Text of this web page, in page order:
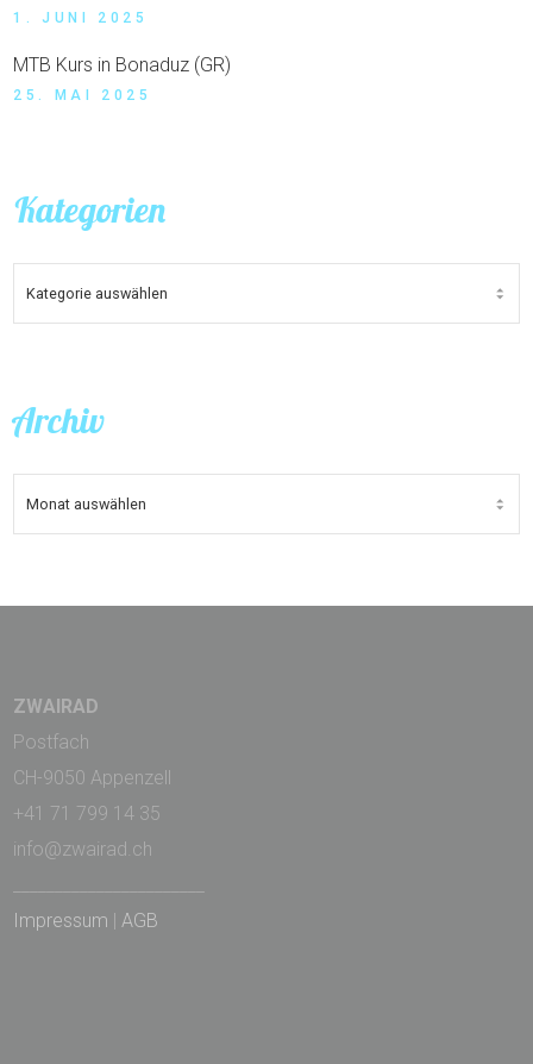
1. JUNI 2025
MTB Kurs in Bonaduz (GR)
25. MAI 2025
Kategorien
KATEGORIEN
Archiv
ARCHIV
ZWAIRAD
Postfach
CH-9050 Appenzell
+41 71 799 14 35
info@zwairad.ch
Impressum |AGB